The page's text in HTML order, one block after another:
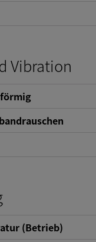
Vibration
(Betrieb)